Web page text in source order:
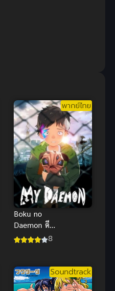
พากย์ไทย
Boku no
Daemon ดี
มอนของผม8
Soundtrack